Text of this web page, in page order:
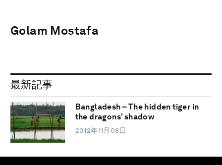
Golam Mostafa
最新記事
Bangladesh – The hidden tiger in
the dragons’ shadow
2012年11月08日